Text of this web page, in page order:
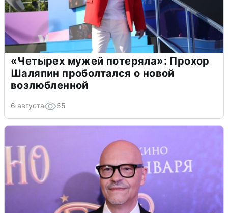
«Четырех мужей потеряла»: Прохор
Шаляпин проболтался о новой
возлюбленной
6 августа 55